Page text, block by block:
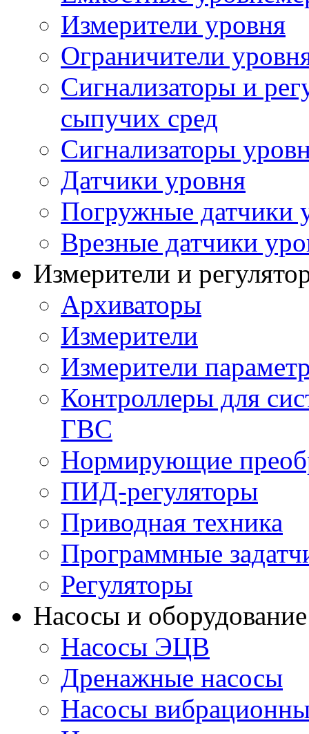
Измерители уровня
Ограничители
Сигнализаторы и
сыпучих сред
Сигнализаторы
Датчики уровня
Погружные датчики
Врезные датчики
Измерители и
Архиваторы
Измерители
Измерители
Контроллеры для
ГВС
Нормирующие
ПИД-регуляторы
Приводная техника
Программные
Регуляторы
Насосы и оборудование
Насосы ЭЦВ
Дренажные насосы
Насосы